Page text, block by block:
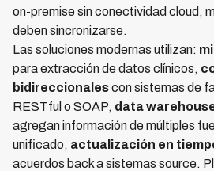
on-premise sin conectividad cloud,
deben sincronizarse.
Las soluciones modernas utilizan:
para extracción de datos clínicos,
bidireccionalescon sistemas de
RESTful o SOAP, data
agregan información de múltiples
unificado, actualización en
acuerdos back a sistemas source.